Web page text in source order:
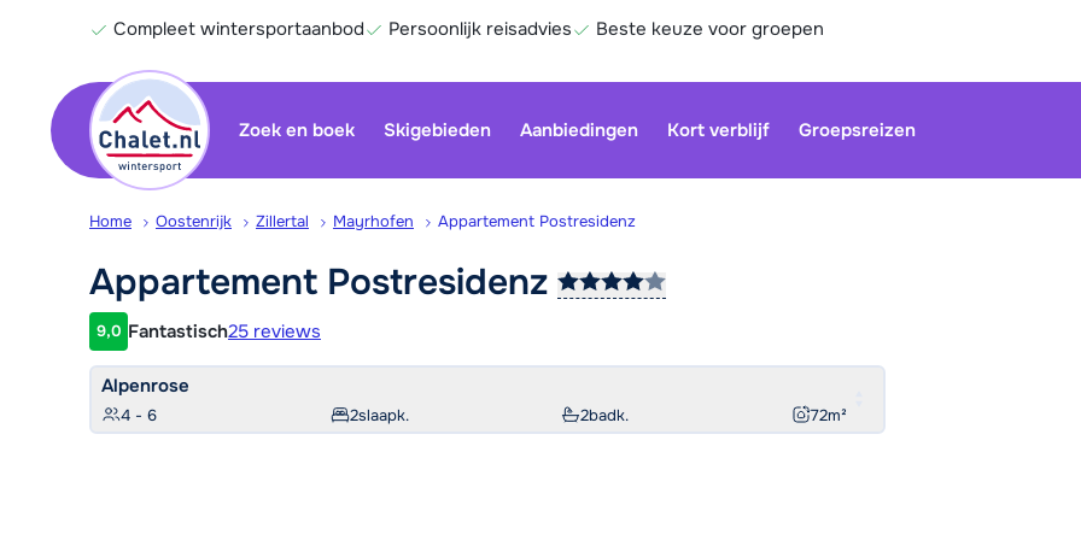
Compleet wintersportaanbod Persoonlijk reisadvies Beste keuze voor groepen
Zoek en boek Skigebieden Aanbiedingen Kort verblijf Groepsreizen
Home Oostenrijk Zillertal Mayrhofen Appartement Postresidenz
Appartement Postresidenz
Klantwaardering
9,0 Fantastisch25 reviews
Alpenrose
4 - 6 2slaapk. 2badk. 72m²